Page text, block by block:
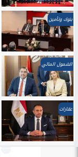
بنوك وتأمين
الشمول المالي
عقارات